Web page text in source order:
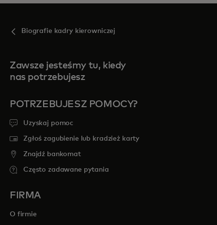
Biografie kadry kierowniczej
Zawsze jesteśmy tu, kiedy
nas potrzebujesz
POTRZEBUJESZ POMOCY?
Uzyskaj pomoc
Zgłoś zagubienie lub kradzież karty
Znajdź bankomat
Często zadawane pytania
FIRMA
O firmie